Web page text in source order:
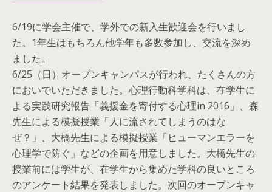
6/19に学会主催で、学外での新入生歓迎会を行いまし
た。1年生はもちろん他学年も多数参加し、交流を深め
ました。
6/25（日）オープンキャンパスが行われ、たくさんの方
においでいただきました。心理行動科学科は、在学生に
よる実践研究報告「義援金を寄付する心理in 2016」、森
先生による模擬授業「人に流されてしまうのはな
ぜ？」、大橋先生による模擬授業「ヒューマンエラーを
心理学で防ぐ」などの企画を用意しました。大橋先生の
授業前には学生が、在学生から集めた学科の良いところ
のアンケート結果を発表しました。次回のオープンキャ